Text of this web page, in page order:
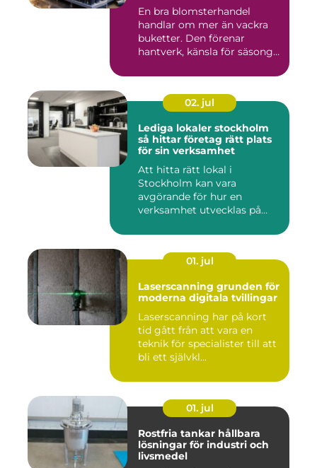
En bra blomsterhandel
handlar om mer än vackra
buketter. Den förenar
hantverk, känsla för säsong
02. jul
Lediga lokaler stockholm
så hittar företag rätt plats
för sin verksamhet
Att hitta rätt lokal i
Stockholm kan vara
avgörande för hur en
verksamhet utvecklas på
01. jul
Laserscanning grunden för
moderna digitala tvillingar
Laserscanning har på kort
tid gått från att vara en
teknik för specialister till att
bli ett självkl...
01. jul
Rostfria tankar hållbara
lösningar för industri och
livsmedel